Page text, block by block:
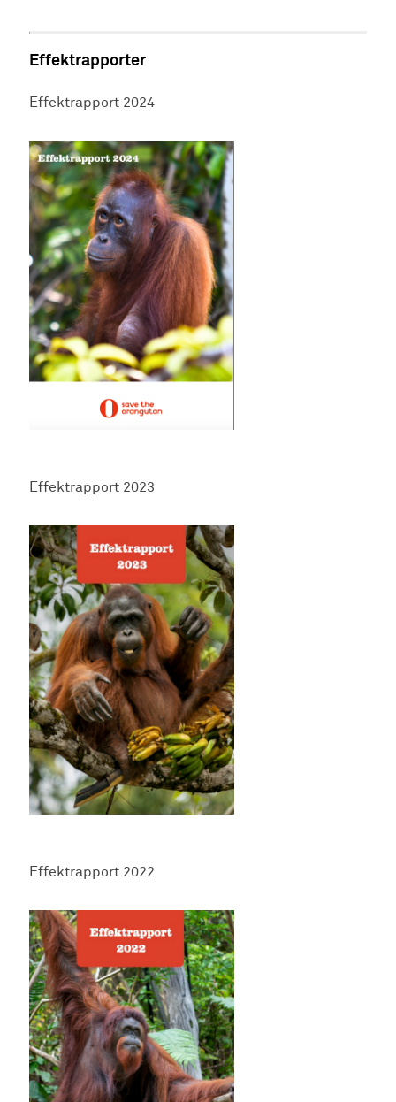
Effektrapporter
Effektrapport 2024
Effektrapport 2023
Effektrapport 2022